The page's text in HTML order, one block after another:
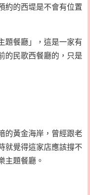
約的西堤是不會有位置
題餐廳」，這是一家有
的民歌西餐廳的，只是
的黃金海岸，曾經跟老
就覺得這家店應該撐不
主題餐廳。